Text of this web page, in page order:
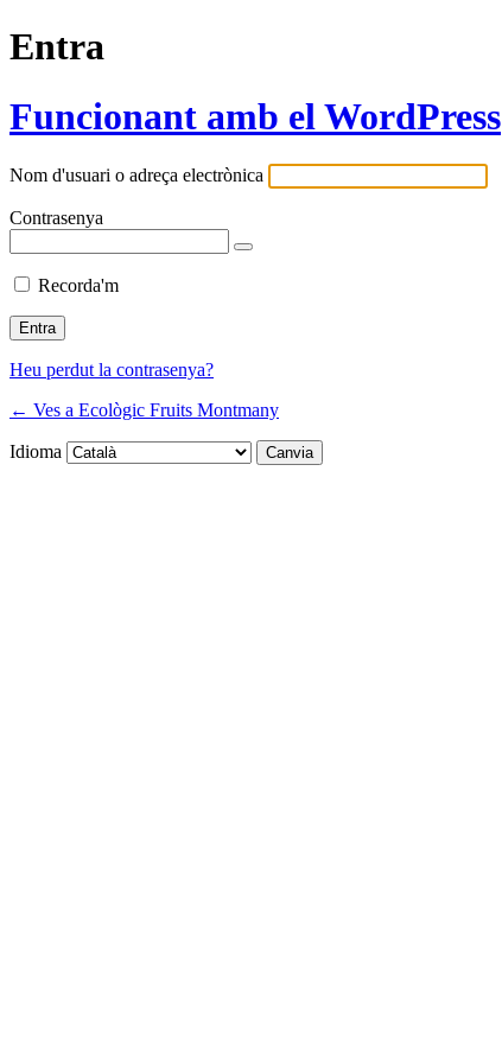
Entra
Funcionant amb el WordPress
Nom d'usuari o adreça electrònica
Contrasenya
Recorda'm
Heu perdut la contrasenya?
← Ves a Ecològic Fruits Montmany
Idioma